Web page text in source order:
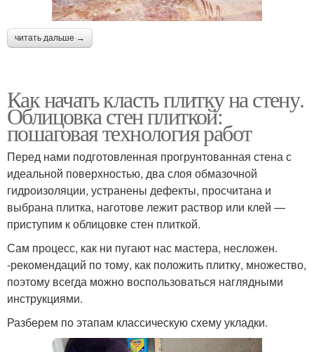
читать дальше →
Как начать класть плитку на стену.
Облицовка стен плиткой:
пошаговая технология работ
Перед нами подготовленная прогрунтованная стена с
идеальной поверхностью, два слоя обмазочной
гидроизоляции, устранены дефекты, просчитана и
выбрана плитка, наготове лежит раствор или клей —
приступим к облицовке стен плиткой.
Сам процесс, как ни пугают нас мастера, несложен.
-рекомендаций по тому, как положить плитку, множество,
поэтому всегда можно воспользоваться наглядными
инструкциями.
Разберем по этапам классическую схему укладки.